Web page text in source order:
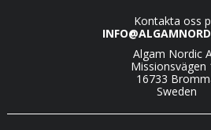
Kontakta oss
Algam Nordic
Missionsvägen
16733
Sweden